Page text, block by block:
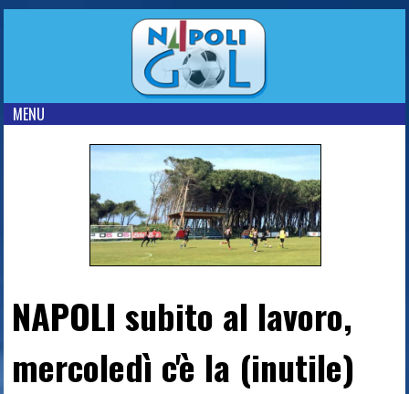
MENU
NAPOLI subito al lavoro,
mercoledì c'è la (inutile)